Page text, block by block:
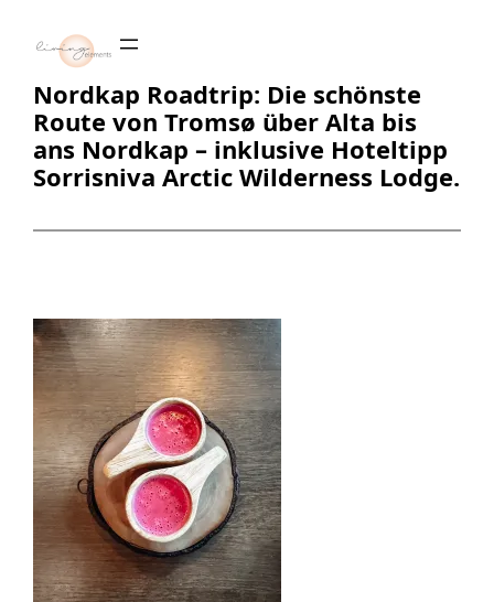
Inhalt
springen
Nordkap Roadtrip: Die schönste
Route von Tromsø über Alta bis
ans Nordkap – inklusive Hoteltipp
Sorrisniva Arctic Wilderness Lodge.